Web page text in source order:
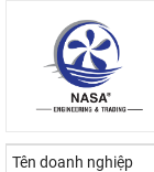
Tên doanh nghiệp